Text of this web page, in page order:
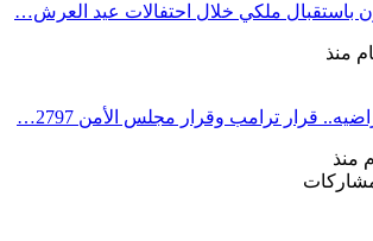
باستقبال ملكي خلال احتفالات عيد العرش…
قرار ترامب وقرار مجلس الأمن 2797…